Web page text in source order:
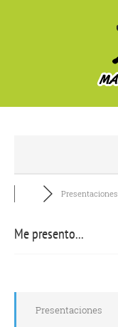
Presentaciones
Me presento...
Presentaciones